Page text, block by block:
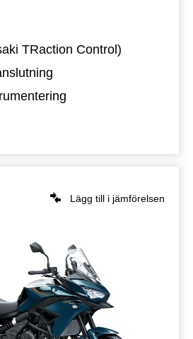
TRaction Control)
Lägg till i jämförelsen